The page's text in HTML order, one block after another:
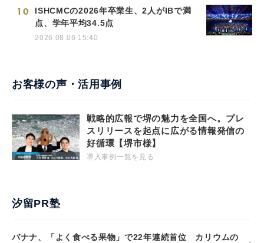
10
ISHCMCの2026年卒業生、2人がIBで満
点、学年平均34.5点
2026.08.06 15:40
お客様の声・活用事例
戦略的広報で堺の魅力を全国へ。プレ
スリリースを起点に広がる情報発信の
好循環【堺市様】
導入事例一覧を見る
汐留PR塾
バナナ、「よく食べる果物」で22年連続首位 カリウムの